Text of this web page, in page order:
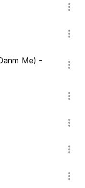
Me) -